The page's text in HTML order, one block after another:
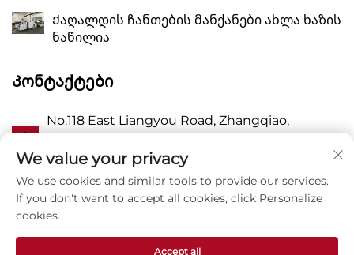
Ქაღალდის ჩანთების მანქანები ახლა ხაზის
ნაწილია
Კონტაქტები
No.118 East Liangyou Road, Zhangqiao,
Zhejiang P.R. China 325409
Პ 8615988795434
We value your privacy
We use cookies and similar tools to provide our services.
If you don't want to accept all cookies, click Personalize
cookies.
Accept all